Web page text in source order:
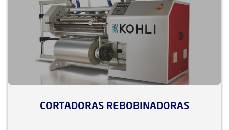
CORTADORAS REBOBINADORAS